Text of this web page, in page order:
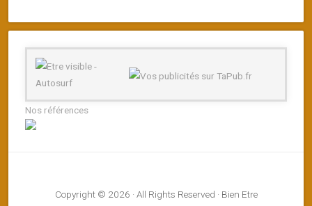
Nos références
Copyright © 2026 · All Rights Reserved · Bien Etre